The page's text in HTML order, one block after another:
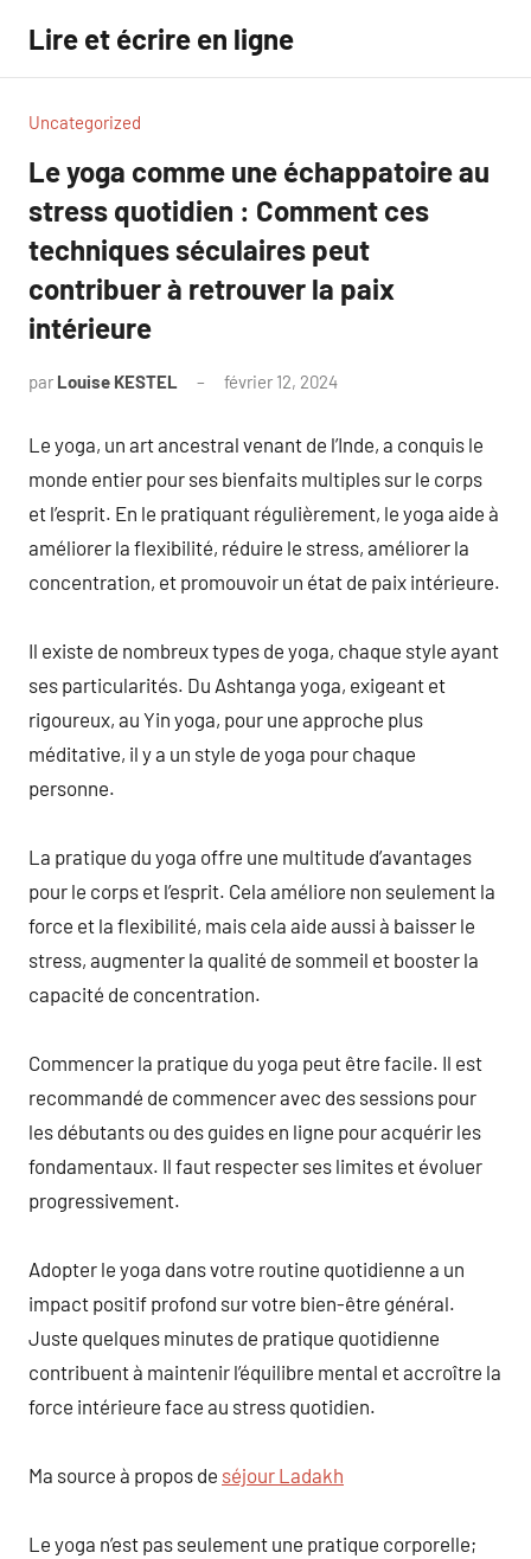
contenu
Lire et écrire en ligne
Uncategorized
Le yoga comme une échappatoire au
stress quotidien : Comment ces
techniques séculaires peut
contribuer à retrouver la paix
intérieure
par Louise KESTEL février 12, 2024
Le yoga, un art ancestral venant de l’Inde, a conquis le
monde entier pour ses bienfaits multiples sur le corps
et l’esprit. En le pratiquant régulièrement, le yoga aide à
améliorer la flexibilité, réduire le stress, améliorer la
concentration, et promouvoir un état de paix intérieure.
Il existe de nombreux types de yoga, chaque style ayant
ses particularités. Du Ashtanga yoga, exigeant et
rigoureux, au Yin yoga, pour une approche plus
méditative, il y a un style de yoga pour chaque
personne.
La pratique du yoga offre une multitude d’avantages
pour le corps et l’esprit. Cela améliore non seulement la
force et la flexibilité, mais cela aide aussi à baisser le
stress, augmenter la qualité de sommeil et booster la
capacité de concentration.
Commencer la pratique du yoga peut être facile. Il est
recommandé de commencer avec des sessions pour
les débutants ou des guides en ligne pour acquérir les
fondamentaux. Il faut respecter ses limites et évoluer
progressivement.
Adopter le yoga dans votre routine quotidienne a un
impact positif profond sur votre bien-être général.
Juste quelques minutes de pratique quotidienne
contribuent à maintenir l’équilibre mental et accroître la
force intérieure face au stress quotidien.
Ma source à propos de séjour Ladakh
Le yoga n’est pas seulement une pratique corporelle;